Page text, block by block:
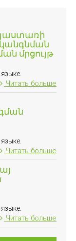
մրցույթ
Читать больше
Читать больше
Читать больше